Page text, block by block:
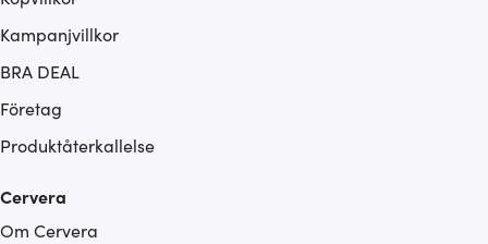
Kampanjvillkor
BRA DEAL
Företag
Produktåterkallelse
Cervera
Om Cervera